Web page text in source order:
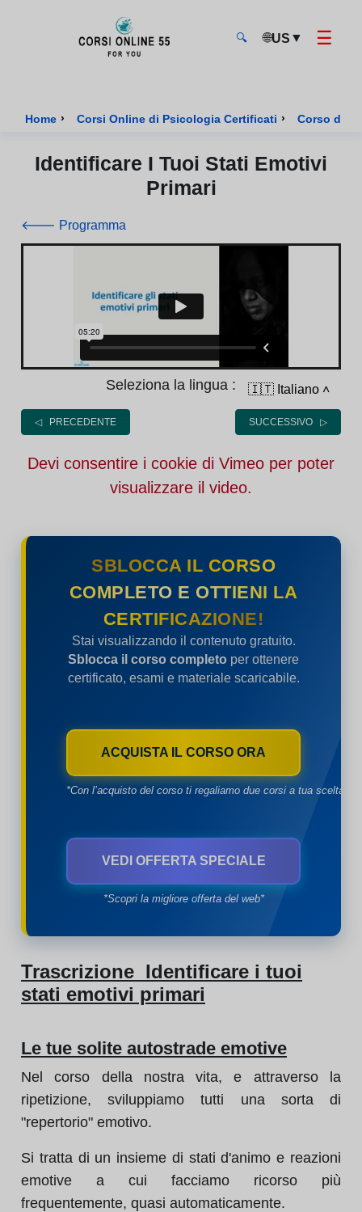
🔍 🌐US ▼ ☰
Home › Corsi Online di Psicologia Certificati › Corso di
Identificare I Tuoi Stati Emotivi
Primari
🡐 Programma
Seleziona la lingua : 🇮🇹 Italiano ˄
◁ PRECEDENTE SUCCESSIVO ▷
Devi consentire i cookie di Vimeo per poter
visualizzare il video.
SBLOCCA IL CORSO
COMPLETO E OTTIENI LA
CERTIFICAZIONE!
Stai visualizzando il contenuto gratuito.
Sblocca il corso completo per ottenere
certificato, esami e materiale scaricabile.
ACQUISTA IL CORSO ORA
*Con l’acquisto del corso ti regaliamo due corsi a tua scelta*
VEDI OFFERTA SPECIALE
*Scopri la migliore offerta del web*
Trascrizione Identificare i tuoi
stati emotivi primari
Le tue solite autostrade emotive
Nel corso della nostra vita, e attraverso la
ripetizione, sviluppiamo tutti una sorta di
"repertorio" emotivo.
Si tratta di un insieme di stati d'animo e reazioni
emotive a cui facciamo ricorso più
frequentemente, quasi automaticamente.